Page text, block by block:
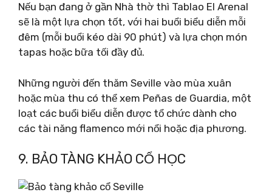
Nếu bạn đang ở gần Nhà thờ thì Tablao El Arenal
sẽ là một lựa chọn tốt, với hai buổi biểu diễn mỗi
đêm (mỗi buổi kéo dài 90 phút) và lựa chọn món
tapas hoặc bữa tối đầy đủ.
Những người đến thăm Seville vào mùa xuân
hoặc mùa thu có thể xem Peñas de Guardia, một
loạt các buổi biểu diễn được tổ chức dành cho
các tài năng flamenco mới nổi hoặc địa phương.
9. BẢO TÀNG KHẢO CỔ HỌC